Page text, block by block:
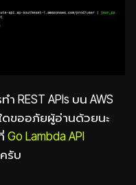
REST APIs บน AWS
ดขออภัยผู้อ่านด้วยนะ
Go Lambda API
รับ